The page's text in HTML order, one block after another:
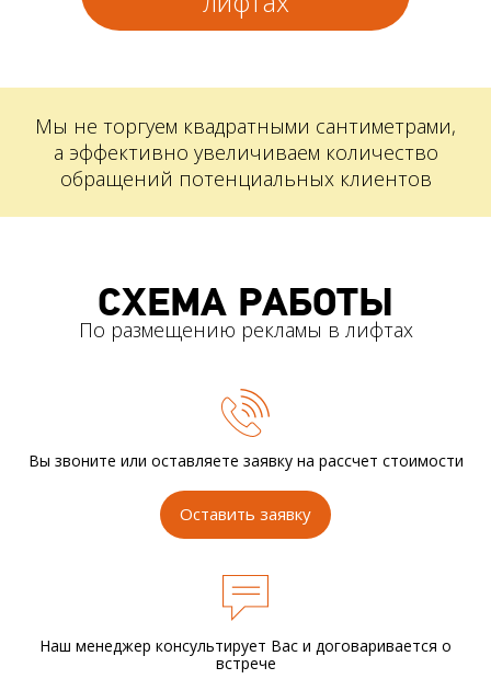
Мы не торгуем квадратными сантиметрами,
а эффективно увеличиваем количество
обращений потенциальных клиентов
СХЕМА РАБОТЫ
По размещению рекламы в лифтах
Вы звоните или оставляете заявку на рассчет стоимости
Оставить заявку
Наш менеджер консультирует Вас и договаривается о
встрече